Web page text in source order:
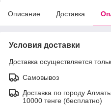
Описание Доставка
Условия доставки
Доставка осуществляется
Самовывоз
Доставка по городу
10000 тенге (бесплатно)